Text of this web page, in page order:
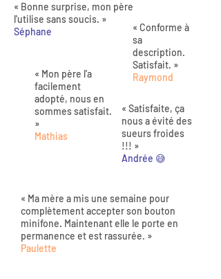
« Bonne surprise, mon père
l'utilise sans soucis. »
Séphane
« Mon père l'a
facilement
adopté, nous en
sommes satisfait.
»
Mathias
« Conforme à
sa
description.
Satisfait. »
Raymond
« Satisfaite, ça
nous a évité des
sueurs froides
!!! »
Andrée 😅
« Ma mère a mis une semaine pour
complètement accepter son bouton
minifone. Maintenant elle le porte en
permanence et est rassurée. »
Paulette